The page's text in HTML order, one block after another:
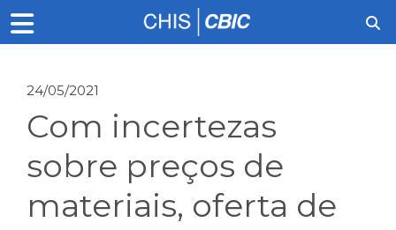
24/05/2021
Com incertezas
sobre preços de
materiais, oferta de